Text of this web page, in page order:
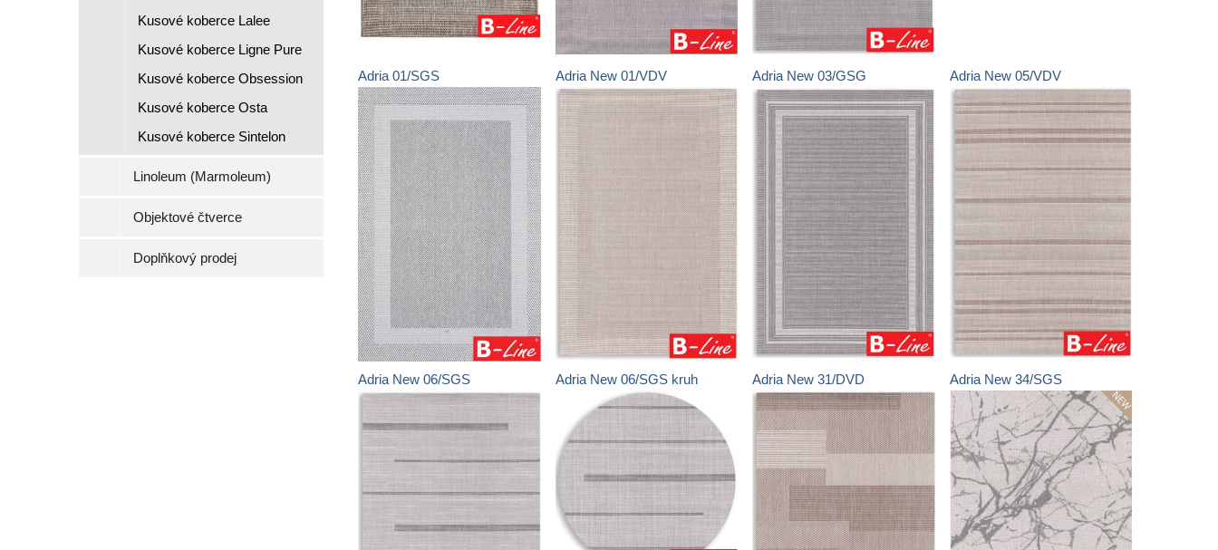
Adria 01/SGS Adria New 01/VDV Adria New 03/GSG Adria New 05/VDV
Adria New 06/SGS Adria New 06/SGS kruh Adria New 31/DVD Adria New 34/SGS
Kusové koberce Lalee
Kusové koberce Ligne Pure
Kusové koberce Obsession
Kusové koberce Osta
Kusové koberce Sintelon
Linoleum (Marmoleum)
Objektové čtverce
Doplňkový prodej